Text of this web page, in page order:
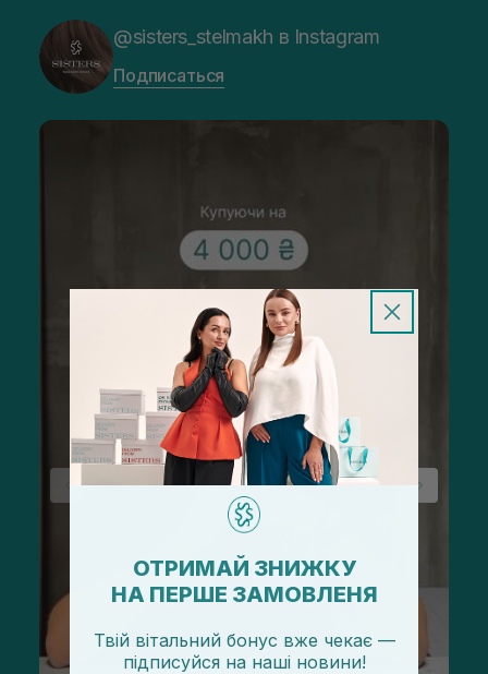
@sisters_stelmakh в Instagram
Подписаться
ОТРИМАЙ ЗНИЖКУ
НА ПЕРШЕ ЗАМОВЛЕНЯ
Твій вітальний бонус вже чекає —
підписуйся на наші новини!